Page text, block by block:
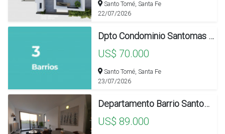
Santo Tomé, Santa Fe
22/07/2026
Dpto Condominio Santomas Pueblo Verde. #precio Promocional.
US$ 70.000
Santo Tomé, Santa Fe
23/07/2026
Departamento Barrio Santomás Pueblo Verde
US$ 89.000